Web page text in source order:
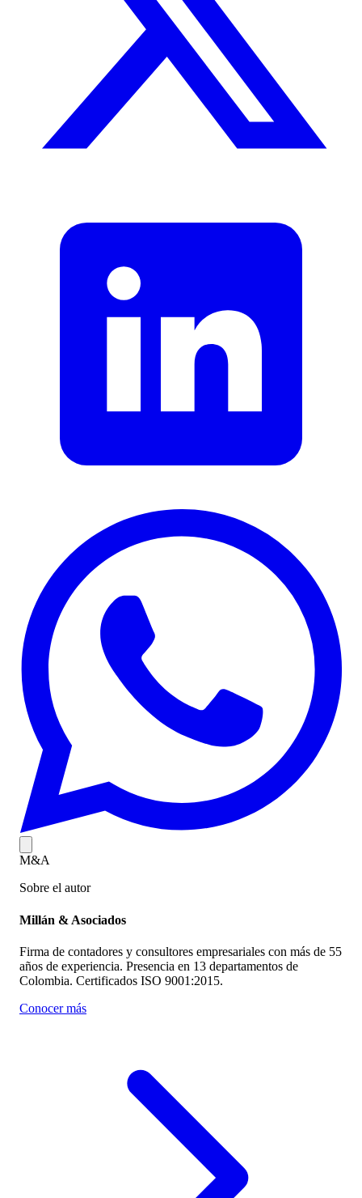
M&A
Sobre el autor
Millán & Asociados
Firma de contadores y consultores empresariales con más de 55
años de experiencia. Presencia en 13 departamentos de
Colombia. Certificados ISO 9001:2015.
Conocer más